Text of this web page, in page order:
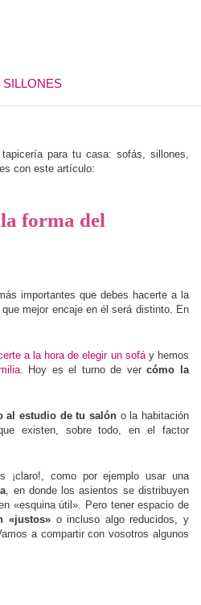
SILLONES
para tu casa: sofás, sillones,
con este artículo:
forma del
importantes que debes hacerte a la
mejor encaje en él será distinto. En
a la hora de elegir un sofáy hemos
. Hoy es el turno de vercómo la
al estudio de tu salón o la habitación
existen, sobre todo, en el factor
¡claro!, como por ejemplo usar una
, en donde los asientos se distribuyen
«esquina útil». Pero tener espacio de
«justos» o incluso algo reducidos, y
a compartir con vosotros algunos